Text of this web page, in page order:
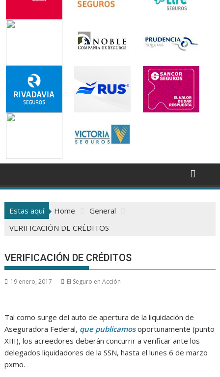
Estas aquí Home
General
VERIFICACIÓN DE CRÉDITOS
VERIFICACIÓN DE CRÉDITOS
19 enero, 2017 El Seguro en Acción
Tal como surge del auto de apertura de la liquidación de
Aseguradora Federal, que publicamos oportunamente (punto
XIII), los acreedores deberán concurrir a verificar ante los
delegados liquidadores de la SSN, hasta el lunes 6 de marzo
pxmo.